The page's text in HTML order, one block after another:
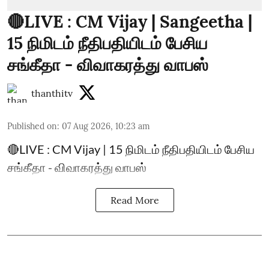
🔴LIVE : CM Vijay | Sangeetha |
15 நிமிடம் நீதிபதியிடம் பேசிய
சங்கீதா - விவாகரத்து வாபஸ்
thanthitv
Published on: 07 Aug 2026, 10:23 am
🔴LIVE : CM Vijay | 15 நிமிடம் நீதிபதியிடம் பேசிய
சங்கீதா - விவாகரத்து வாபஸ்
Read More